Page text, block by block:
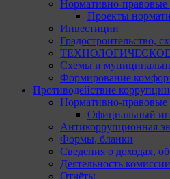
Нормативно-правовые
Проекты
Инвестиции
Градостроительство,
Схемы и
Формирование
Противодействие коррупции
Нормативно-правовые
Официальный
Антикоррупционная
Формы, бланки
Сведения о доходах,
Деятельность
Отчёты